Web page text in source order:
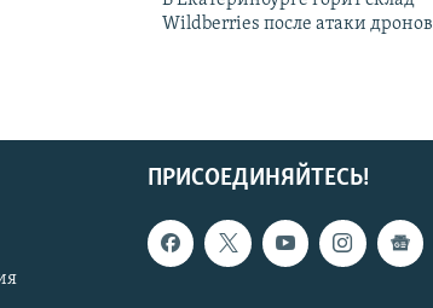
Wildberries после атаки дронов
ПРИСОЕДИНЯЙТЕСЬ!